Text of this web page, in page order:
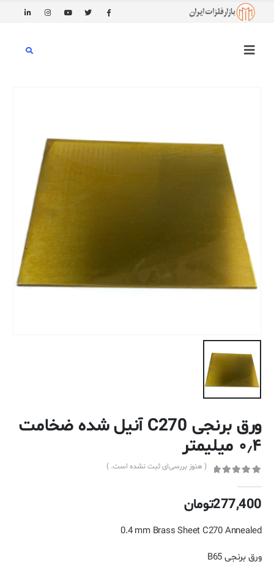
ورق برنجی C270 آنیل شده ضخامت
۰٫۴ میلیمتر
( هنوز بررسی‌ای ثبت نشده است. )
277,400تومان
0.4 mm Brass Sheet C270 Annealed
ورق برنجی B65